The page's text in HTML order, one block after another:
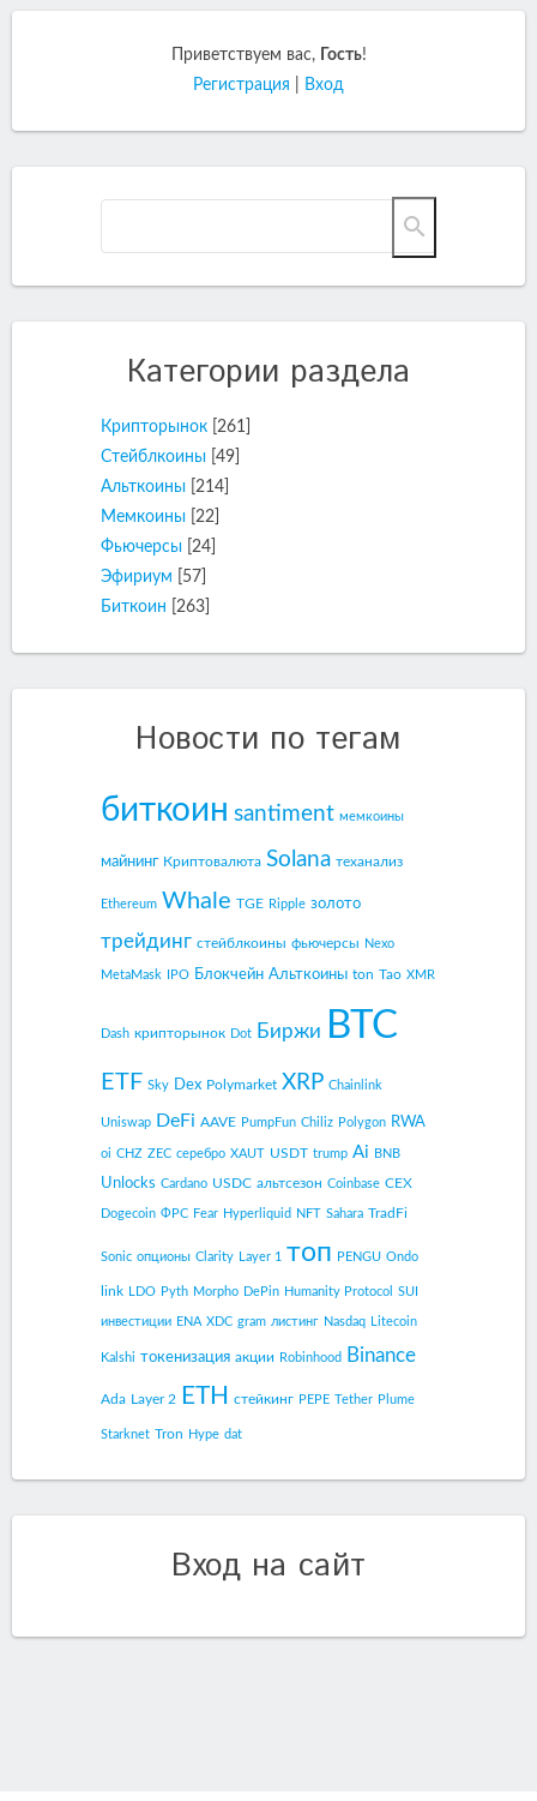
Приветствуем вас, Гость!
Регистрация
Вход
Категории раздела
Крипторынок
[261]
Стейблкоины [49]
Альткоины
[214]
Мемкоины
[22]
Фьючерсы
[24]
Эфириум
[57]
Биткоин
[263]
Новости по тегам
биткоин santiment мемкоины
майнинг Криптовалюта Solana теханализ
Ethereum Whale TGE Ripple золото
трейдинг стейблкоины фьючерсы Nexo
MetaMask IPO Блокчейн Альткоины ton Tao XMR
Dash крипторынок Dot Биржи BTC
ETF Sky Dex Polymarket XRP Chainlink
Uniswap DeFi AAVE PumpFun Chiliz Polygon RWA
oi CHZ ZEC серебро XAUT USDT trump Ai BNB
Unlocks Cardano USDC альтсезон Coinbase CEX
Dogecoin ФРС Fear Hyperliquid NFT Sahara TradFi
Sonic опционы Clarity Layer 1 топ PENGU Ondo
link LDO Pyth Morpho DePin Humanity Protocol SUI
инвестиции ENA XDC gram листинг Nasdaq Litecoin
Kalshi токенизация акции Robinhood Binance
Ada Layer 2 ETH стейкинг PEPE Tether Plume
Starknet Tron Hype dat
Вход на сайт